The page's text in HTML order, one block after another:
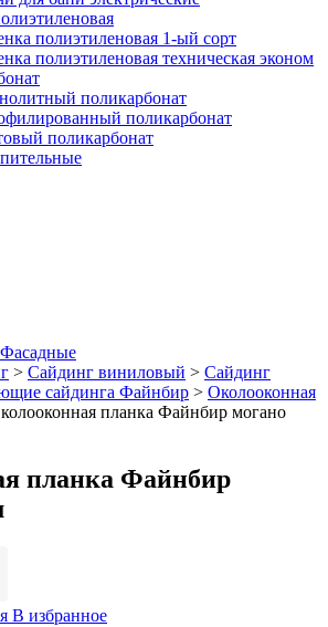
полиэтиленовая 1-ый сорт
полиэтиленовая техническая эконом
поликарбонат
поликарбонат
поликарбонат
Фасадные
> Сайдинг виниловый > Сайдинг
сайдинга Файнбир > Околооконная
планка Файнбир могано
планка Файнбир
В избранное